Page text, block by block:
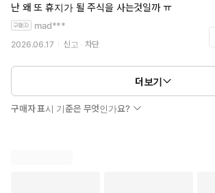
난 왜 또 휴지가 될 주식을 사는것일까 ㅠ
mad***
2026.06.17 신고 차단
더보기
구매자 표시 기준은 무엇인가요?